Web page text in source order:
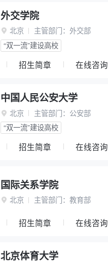
外交学院
 北京 主管部门： 外交部
“双一流”建设高校
招生简章 在线咨询
中国人民公安大学
 北京 主管部门： 公安部
“双一流”建设高校
招生简章 在线咨询
国际关系学院
 北京 主管部门： 教育部
招生简章 在线咨询
北京体育大学